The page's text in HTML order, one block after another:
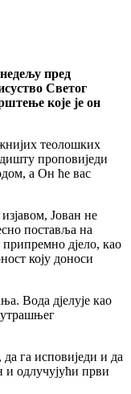
пред
Светог
које је он
теолошких
проповиједи
а Он ће вас
Јован не
поставља на
дјело, као
коју доноси
Вода дјелује као
да га исповиједи и да
и одлучујући први